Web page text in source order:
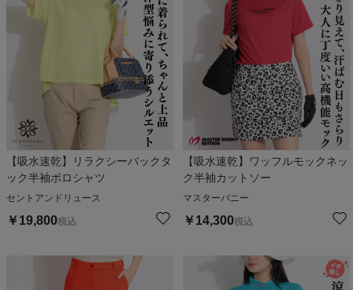
【吸水速乾】リラクシーバックタ
ック半袖ポロシャツ
セントアンドリュース
￥ 19,800税込
【吸水速乾】ワッフルモックネッ
ク半袖カットソー
マスターバニー
￥ 14,300税込